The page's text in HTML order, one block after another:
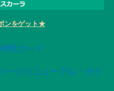
ンをゲット★
性カード
ージリニューアル・サイ